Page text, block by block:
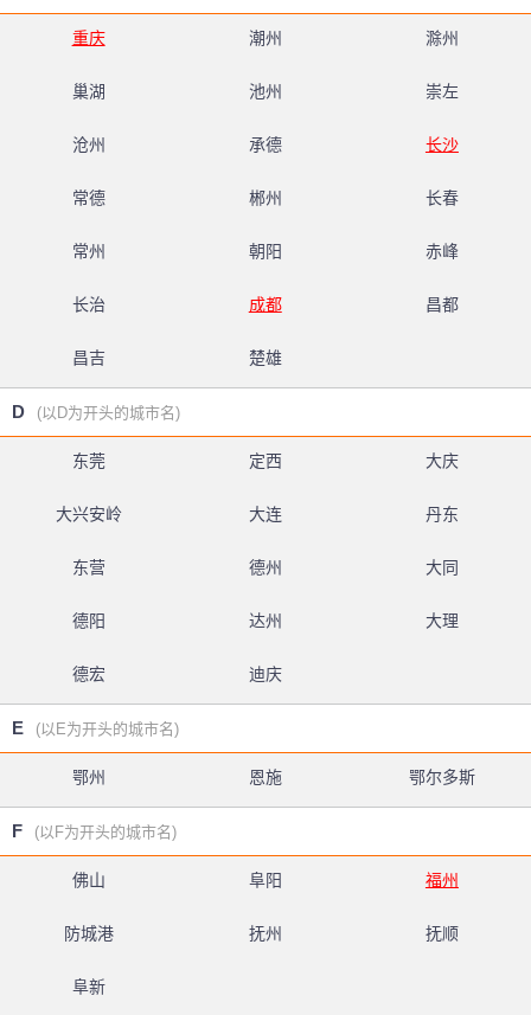
重庆 潮州 滁州
巢湖 池州 崇左
沧州 承德 长沙
常德 郴州 长春
常州 朝阳 赤峰
长治 成都 昌都
昌吉 楚雄
D (以D为开头的城市名)
东莞 定西 大庆
大兴安岭 大连 丹东
东营 德州 大同
德阳 达州 大理
德宏 迪庆
E (以E为开头的城市名)
鄂州 恩施 鄂尔多斯
F (以F为开头的城市名)
佛山 阜阳 福州
防城港 抚州 抚顺
阜新